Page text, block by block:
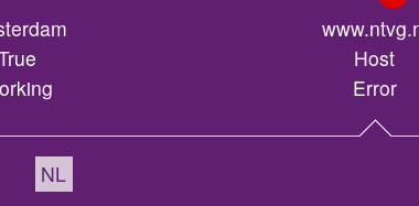
Host
Error
NL